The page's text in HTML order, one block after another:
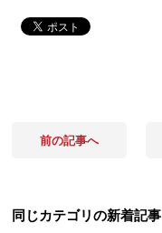
前の記事へ
同じカテゴリの新着記事